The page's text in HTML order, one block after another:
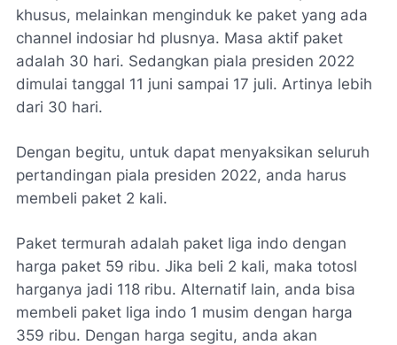
khusus, melainkan menginduk ke paket yang ada
channel indosiar hd plusnya. Masa aktif paket
adalah 30 hari. Sedangkan piala presiden 2022
dimulai tanggal 11 juni sampai 17 juli. Artinya lebih
dari 30 hari.
Dengan begitu, untuk dapat menyaksikan seluruh
pertandingan piala presiden 2022, anda harus
membeli paket 2 kali.
Paket termurah adalah paket liga indo dengan
harga paket 59 ribu. Jika beli 2 kali, maka totosl
harganya jadi 118 ribu. Alternatif lain, anda bisa
membeli paket liga indo 1 musim dengan harga
359 ribu. Dengan harga segitu, anda akan